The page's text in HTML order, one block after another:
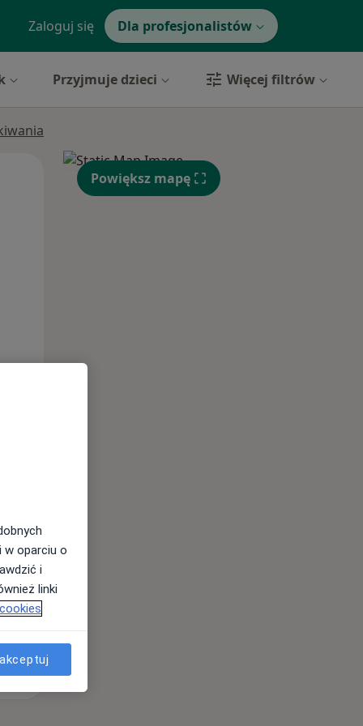
Zaloguj się Dla profesjonalistów
Przyjmuje dzieci Więcej filtrów
Śr, Czw,
Powiększ mapę
w oparciu o
i
linki